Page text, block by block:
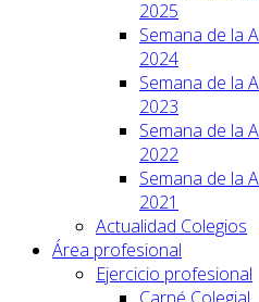
2025
Semana de la
2024
Semana de la
2023
Semana de la
2022
Semana de la
2021
Actualidad Colegios
Área profesional
Ejercicio profesional